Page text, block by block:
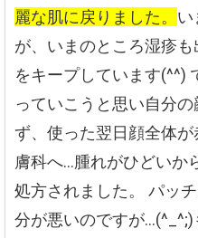
麗な肌に戻りました。 い
が、いまのところ湿疹
をキープしています(^^)
っていこうと思い自分
ず、使った翌日顔全体
膚科へ…腫れがひどいか
処方されました。
パッ
分が悪いのですが